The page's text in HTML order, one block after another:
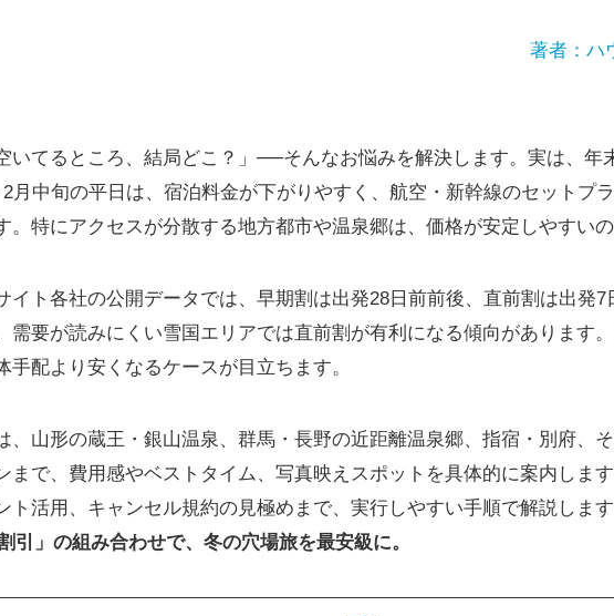
著者：ハ
いてるところ、結局どこ？」──そんなお悩みを解決します。実は、年
月中旬の平日は、宿泊料金が下がりやすく、航空・新幹線のセットプ
。特にアクセスが分散する地方都市や温泉郷は、価格が安定しやすいの
イト各社の公開データでは、早期割は出発28日前前後、直前割は出発7
需要が読みにくい雪国エリアでは直前割が有利になる傾向があります
手配より安くなるケースが目立ちます。
、山形の蔵王・銀山温泉、群馬・長野の近距離温泉郷、指宿・別府、
まで、費用感やベストタイム、写真映えスポットを具体的に案内しま
ト活用、キャンセル規約の見極めまで、実行しやすい手順で解説します
引」の組み合わせで、冬の穴場旅を最安級に。